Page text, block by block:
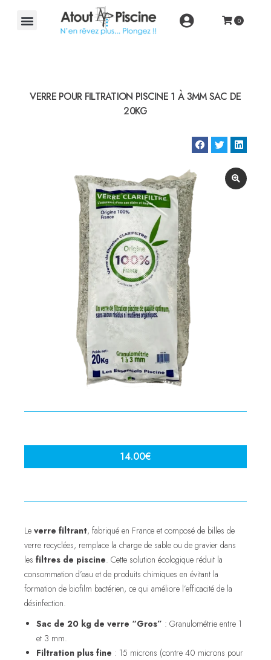
VERRE POUR FILTRATION PISCINE 1 À 3MM SAC DE
20KG
14.00€
Le verre filtrant, fabriqué en France et composé de billes de
verre recyclées, remplace la charge de sable ou de gravier dans
les filtres de piscine. Cette solution écologique réduit la
consommation d’eau et de produits chimiques en évitant la
formation de biofilm bactérien, ce qui améliore l’efficacité de la
désinfection.
Sac de 20 kg de verre “Gros” : Granulométrie entre 1
et 3 mm.
Filtration plus fine : 15 microns (contre 40 microns pour